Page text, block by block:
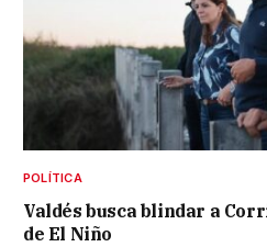
POLÍTICA
Valdés busca blindar a
de El Niño